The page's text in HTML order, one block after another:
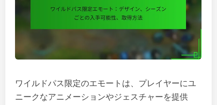
ワイルドパス限定のエモートは、プレイヤーにユ
ニークなアニメーションやジェスチャーを提供